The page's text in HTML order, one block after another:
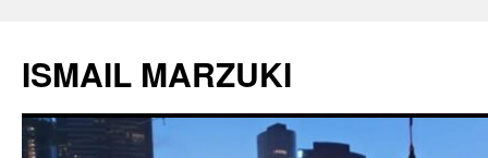
isi
ISMAIL MARZUKI